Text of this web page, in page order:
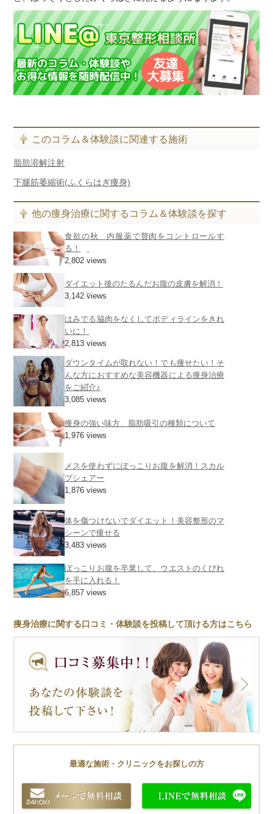
このコラム＆体験談に関連する施術
脂肪溶解注射
下腿筋萎縮術(ふくらはぎ痩身)
他の痩身治療に関するコラム＆体験談を探す
食欲の秋 内服薬で贅肉をコントロールす
る！
2,802 views
ダイエット後のたるんだお腹の皮膚を解消！
3,142 views
はみでる脇肉をなくしてボディラインをきれ
いに！
2,813 views
ダウンタイムが取れない！でも痩せたい！そ
んな方におすすめな美容機器による痩身治療
をご紹介♪
3,085 views
痩身の強い味方、脂肪吸引の種類について
1,976 views
メスを使わずにぽっこりお腹を解消！スカル
プシェアー
1,876 views
体を傷つけないでダイエット！美容整形のマ
シーンで痩せる
3,483 views
ぽっこりお腹を卒業して、ウエストのくびれ
を手に入れる！
6,857 views
痩身治療に関する口コミ・体験談を投稿して頂ける方はこちら
最適な施術・クリニックをお探しの方